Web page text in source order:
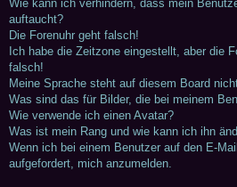
Wie kann ich verhindern, dass mein
auftaucht?
Die Forenuhr geht falsch!
Ich habe die Zeitzone eingestellt, aber die
falsch!
Meine Sprache steht auf diesem Board
Was sind das für Bilder, die bei meinem
Wie verwende ich einen Avatar?
Was ist mein Rang und wie kann ich ihn
Wenn ich bei einem Benutzer auf den E-
aufgefordert, mich anzumelden.